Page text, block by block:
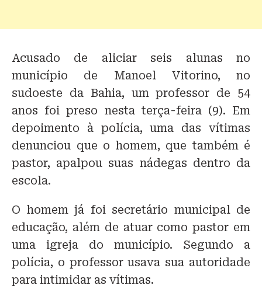
Acusado de aliciar seis alunas no
município de Manoel Vitorino, no
sudoeste da Bahia, um professor de 54
anos foi preso nesta terça-feira (9). Em
depoimento à polícia, uma das vítimas
denunciou que o homem, que também é
pastor, apalpou suas nádegas dentro da
escola.
O homem já foi secretário municipal de
educação, além de atuar como pastor em
uma igreja do município. Segundo a
polícia, o professor usava sua autoridade
para intimidar as vítimas.